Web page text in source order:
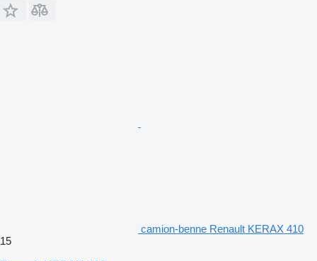
camion-benne Renault KERAX 410
15